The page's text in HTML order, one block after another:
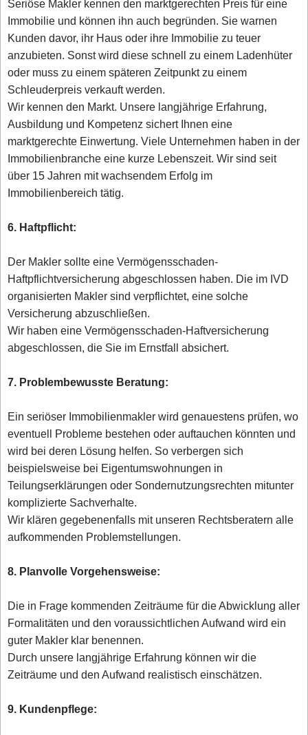
Seriöse Makler kennen den marktgerechten Preis für eine
Immobilie und können ihn auch begründen. Sie warnen
Kunden davor, ihr Haus oder ihre Immobilie zu teuer
anzubieten. Sonst wird diese schnell zu einem Ladenhüter
oder muss zu einem späteren Zeitpunkt zu einem
Schleuderpreis verkauft werden.
Wir kennen den Markt. Unsere langjährige Erfahrung,
Ausbildung und Kompetenz sichert Ihnen eine
marktgerechte Einwertung. Viele Unternehmen haben in der
Immobilienbranche eine kurze Lebenszeit. Wir sind seit
über 15 Jahren mit wachsendem Erfolg im
Immobilienbereich tätig.
6. Haftpflicht:
Der Makler sollte eine Vermögensschaden-
Haftpflichtversicherung abgeschlossen haben. Die im IVD
organisierten Makler sind verpflichtet, eine solche
Versicherung abzuschließen.
Wir haben eine Vermögensschaden-Haftversicherung
abgeschlossen, die Sie im Ernstfall absichert.
7. Problembewusste Beratung:
Ein seriöser Immobilienmakler wird genauestens prüfen, wo
eventuell Probleme bestehen oder auftauchen könnten und
wird bei deren Lösung helfen. So verbergen sich
beispielsweise bei Eigentumswohnungen in
Teilungserklärungen oder Sondernutzungsrechten mitunter
komplizierte Sachverhalte.
Wir klären gegebenenfalls mit unseren Rechtsberatern alle
aufkommenden Problemstellungen.
8. Planvolle Vorgehensweise:
Die in Frage kommenden Zeiträume für die Abwicklung aller
Formalitäten und den voraussichtlichen Aufwand wird ein
guter Makler klar benennen.
Durch unsere langjährige Erfahrung können wir die
Zeiträume und den Aufwand realistisch einschätzen.
9. Kundenpflege: